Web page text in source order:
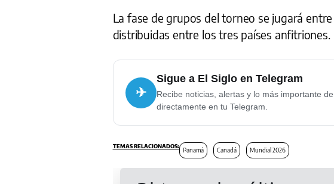
La fase de grupos del torneo se jugará
distribuidas entre los tres países anfitriones.
✈
Sigue a El Siglo en Telegram
Recibe noticias, alertas y lo más importante
directamente en tu Telegram.
Panamá Canadá Mundial 2026